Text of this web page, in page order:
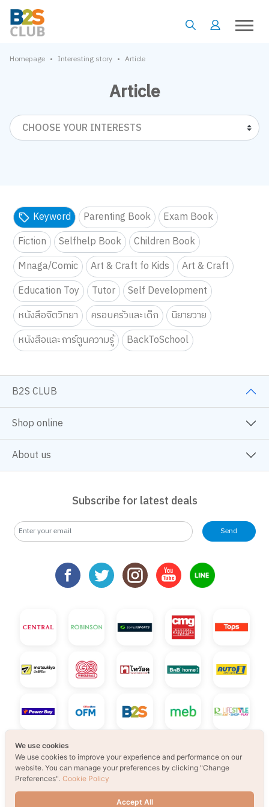
Homepage • Interesting story • Article
Article
CHOOSE YOUR INTERESTS
Keyword Parenting Book
Exam Book
Fiction
Selfhelp Book
Children Book
Mnaga/Comic
Art & Craft fo Kids
Art & Craft
Education Toy
Tutor
Self Development
หนังสือจิตวิทยา
ครอบครัวและเด็ก
นิยายวาย
หนังสือและการ์ตูนความรู้
BackToSchool
B2S CLUB
Shop online
About us
Subscribe for latest deals
Send
We use cookies
We use cookies to improve your experience and performance on our
website. You can manage your preferences by clicking "Change
Preferences". Cookie Policy
Accept All